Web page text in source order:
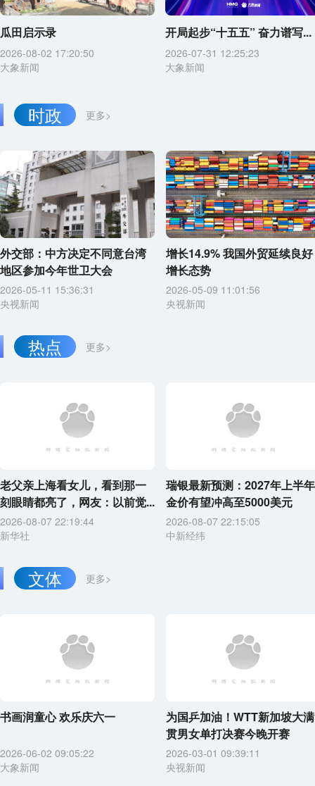
瓜田启示录
2026-08-02 17:20:50
大象新闻
开局起步“十五五” 奋力谱写...
2026-07-31 12:25:23
大象新闻
更多>
时政
外交部：中方决定不同意台湾
地区参加今年世卫大会
2026-05-11 15:36:31
央视新闻
增长14.9% 我国外贸延续良好
增长态势
2026-05-09 11:01:56
央视新闻
更多>
热点
老父亲上海看女儿，看到那一
刻眼睛都亮了，网友：以前觉...
2026-08-07 22:19:44
新华社
瑞银最新预测：2027年上半年
金价有望冲高至5000美元
2026-08-07 22:15:05
中新经纬
更多>
文体
书画润童心 欢乐庆六一
2026-06-02 09:05:22
大象新闻
为国乒加油！WTT新加坡大满
贯男女单打决赛今晚开赛
2026-03-01 09:39:11
央视新闻